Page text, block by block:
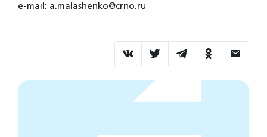
e-mail: a.malashenko@crno.ru